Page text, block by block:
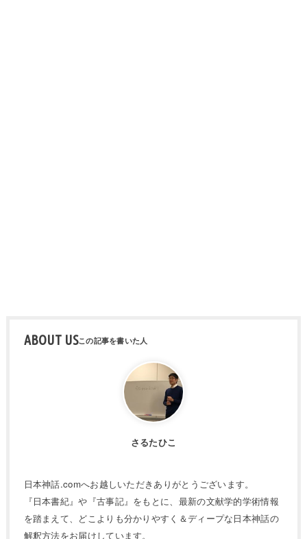
ABOUT US
さるたひこ
日本神話.comへお越しいただきありがとうございます。
『日本書紀』や『古事記』をもとに、最新の文献学的学術情報
を踏まえて、どこよりも分かりやすく＆ディープな日本神話の
解釈方法をお届けしています。